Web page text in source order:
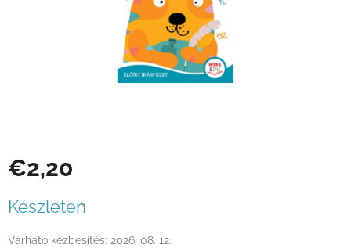
€2,20
Készleten
Várható kézbesítés: 2026. 08. 12.